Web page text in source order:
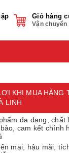
Giỏ hàng
Vận chuyển
KHI MUA HÀNG
LINH
đa dạng, chất
cam kết chính
mại, hậu mãi,